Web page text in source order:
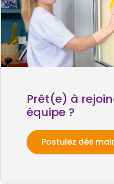
Prêt(e) à
équipe ?
Postulez dès